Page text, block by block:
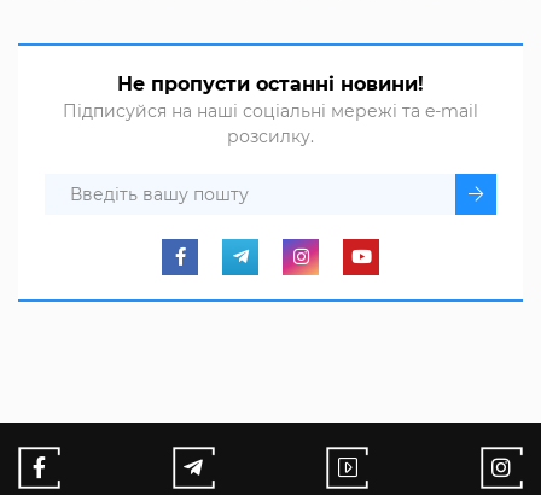
Не пропусти останні новини!
Підписуйся на наші соціальні мережі та e-mail
розсилку.